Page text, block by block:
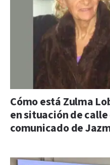
Cómo está Zulma
en situación de calle
comunicado de